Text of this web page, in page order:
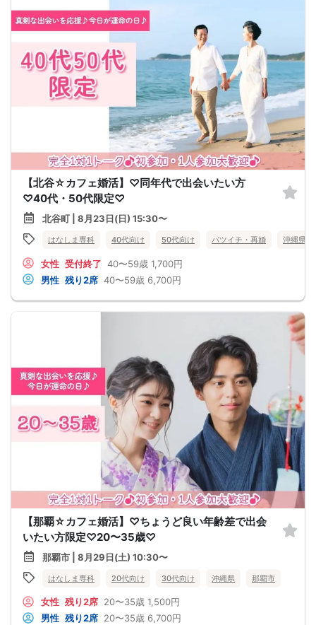
【北谷☆カフェ婚活】♡同年代で出会いたい方
♡40代・50代限定♡
北谷町 | 8月23日(日) 15:30〜
はなしま専科 40代向け 50代向け バツイチ・再婚 沖縄県
女性 受付終了 40〜59歳 1,700円
男性 残り2席 40〜59歳 6,700円
【那覇☆カフェ婚活】♡ちょうど良い年齢差で出会
いたい方限定♡20〜35歳♡
那覇市 | 8月29日(土) 10:30〜
はなしま専科 20代向け 30代向け 沖縄県 那覇市
女性 残り2席 20〜35歳 1,500円
男性 残り2席 20〜35歳 6,700円